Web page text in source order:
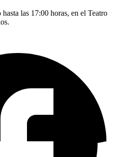
las 17:00 horas, en el Teatro